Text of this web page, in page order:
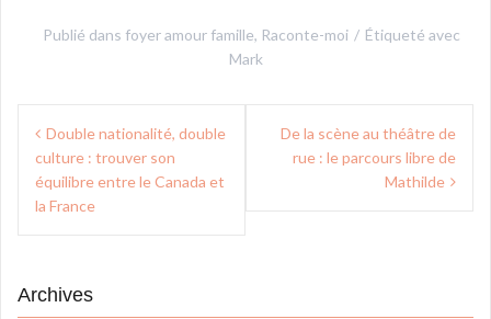
Publié dans foyer amour famille, Raconte-moi
Étiqueté avec
Mark
Navigation
de
l’article
Double nationalité, double
culture : trouver son
équilibre entre le Canada et
la France
De la scène au théâtre de
rue : le parcours libre de
Mathilde
Archives